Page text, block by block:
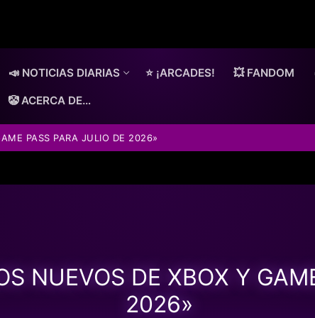
📣 NOTICIAS DIARIAS ⭐ ¡ARCADES! 💥 FANDOM
🤡 ACERCA DE…
PASS PARA JULIO DE 2026»
NUEVOS DE XBOX Y
2026»